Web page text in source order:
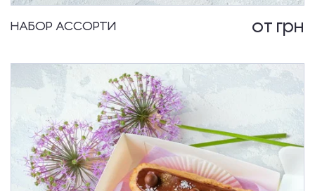
НАБОР АССОРТИ от грн